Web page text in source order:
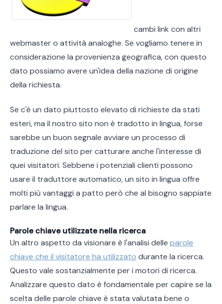
cambi link con altri
webmaster o attività analoghe. Se vogliamo tenere in
considerazione la provenienza geografica, con questo
dato possiamo avere un'idea della nazione di origine
della richiesta.
Se c'è un dato piuttosto elevato di richieste da stati
esteri, ma il nostro sito non è tradotto in lingua, forse
sarebbe un buon segnale avviare un processo di
traduzione del sito per catturare anche l'interesse di
quei visitatori. Sebbene i potenziali clienti possono
usare il traduttore automatico, un sito in lingua offre
molti più vantaggi a patto però che al bisogno sappiate
parlare la lingua.
Parole chiave utilizzate nella ricerca
Un altro aspetto da visionare è l'analisi delle parole
chiave che il visitatore ha utilizzato durante la ricerca.
Questo vale sostanzialmente per i motori di ricerca.
Analizzare questo dato è fondamentale per capire se la
scelta delle parole chiave è stata valutata bene o